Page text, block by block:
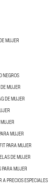
MUJER
NEGROS
MUJER
DE MUJER
MUJER
PARA MUJER
DE MUJER
PARA MUJER
A PRECIOS ESPECIALES